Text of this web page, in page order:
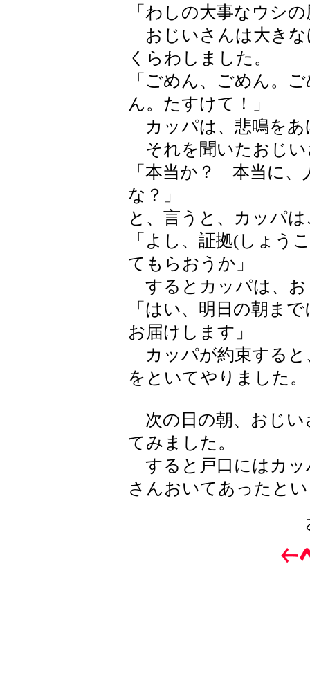
「わしの大事なウシ
おじいさんは大きな
くらわしました。
「ごめん、ごめん。
ん。たすけて！」
カッパは、悲鳴をあ
それを聞いたおじい
「本当か？ 本当に、
な？」
と、言うと、カッパ
「よし、証拠(しょう
てもらおうか」
するとカッパは、お
「はい、明日の朝ま
お届けします」
カッパが約束すると
をといてやりました。
次の日の朝、おじい
てみました。
すると戸口にはカッ
さんおいてあったと